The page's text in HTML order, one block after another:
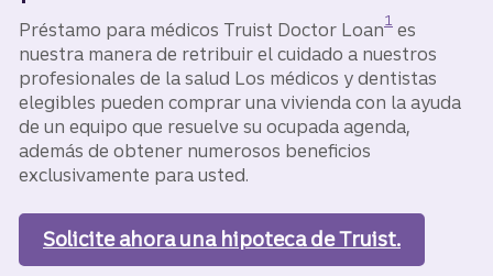
Préstamo para médicos Truist Doctor Loan1 es
nuestra manera de retribuir el cuidado a nuestros
profesionales de la salud Los médicos y dentistas
elegibles pueden comprar una vivienda con la ayuda
de un equipo que resuelve su ocupada agenda,
además de obtener numerosos beneficios
exclusivamente para usted.
Solicite ahorauna hipoteca de Truist.